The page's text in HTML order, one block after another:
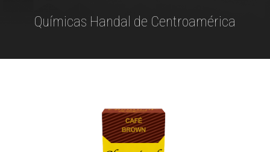
Químicas Handal de Centroamérica